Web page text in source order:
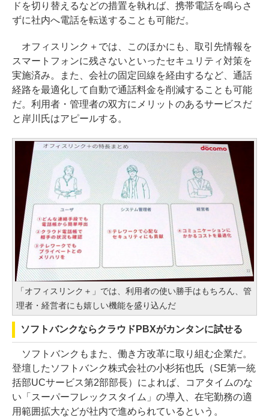
ドを切り替えるなどの措置を執れば、携帯電話を鳴らさ
ずに社内へ電話を転送することも可能だ。
オフィスリンク＋では、このほかにも、取引先情報を
スマートフォンに残さないといったセキュリティ対策を
実施済み。また、会社の固定回線を経由するなど、通話
経路を最適化して自動で通話料金を削減することも可能
だ。利用者・管理者の双方にメリットのあるサービスだ
と岸川氏はアピールする。
「オフィスリンク＋」では、利用者の使い勝手はもちろん、管
理者・経営者にも嬉しい機能を盛り込んだ
ソフトバンクならクラウドPBXがカンタンに試せる
ソフトバンクもまた、働き方改革に取り組む企業だ。
登壇したソフトバンク株式会社の小杉拓也氏（SE第一統
括部UCサービス第2部部長）によれば、コアタイムのな
い「スーパーフレックスタイム」の導入、在宅勤務の適
用範囲拡大などが社内で進められているという。